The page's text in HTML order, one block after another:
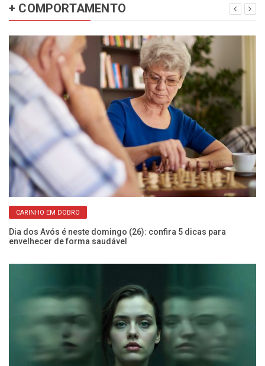
+ COMPORTAMENTO
CARINHO EM DOBRO
Dia dos Avós é neste domingo (26): confira 5 dicas para
envelhecer de forma saudável